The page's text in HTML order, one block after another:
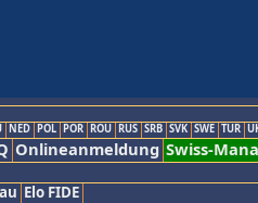
NED POL POR ROU RUS SRB SVK SWE TUR
Onlineanmeldung Swiss-
Elo FIDE